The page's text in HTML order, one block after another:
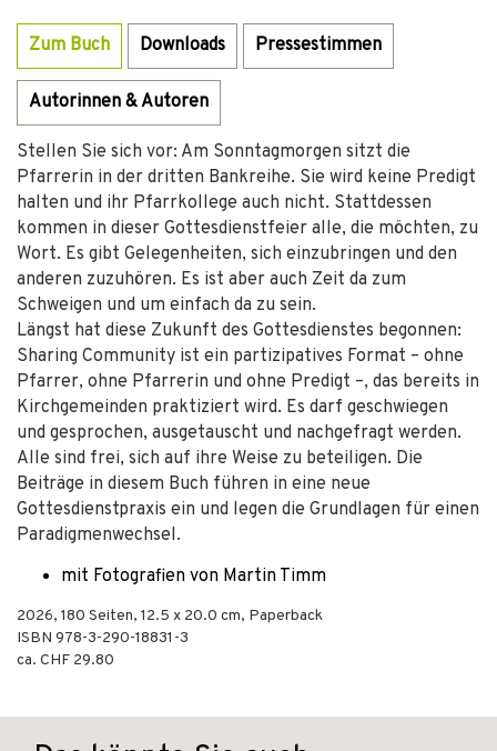
Zum Buch Downloads Pressestimmen
Autorinnen & Autoren
Stellen Sie sich vor: Am Sonntagmorgen sitzt die
Pfarrerin in der dritten Bankreihe. Sie wird keine Predigt
halten und ihr Pfarrkollege auch nicht. Stattdessen
kommen in dieser Gottesdienstfeier alle, die möchten, zu
Wort. Es gibt Gelegenheiten, sich einzubringen und den
anderen zuzuhören. Es ist aber auch Zeit da zum
Schweigen und um einfach da zu sein.
Längst hat diese Zukunft des Gottesdienstes begonnen:
Sharing Community ist ein partizipatives Format – ohne
Pfarrer, ohne Pfarrerin und ohne Predigt –, das bereits in
Kirchgemeinden praktiziert wird. Es darf geschwiegen
und gesprochen, ausgetauscht und nachgefragt werden.
Alle sind frei, sich auf ihre Weise zu beteiligen. Die
Beiträge in diesem Buch führen in eine neue
Gottesdienstpraxis ein und legen die Grundlagen für einen
Paradigmenwechsel.
mit Fotografien von Martin Timm
2026, 180 Seiten, 12.5 x 20.0 cm, Paperback
ISBN 978-3-290-18831-3
ca. CHF 29.80